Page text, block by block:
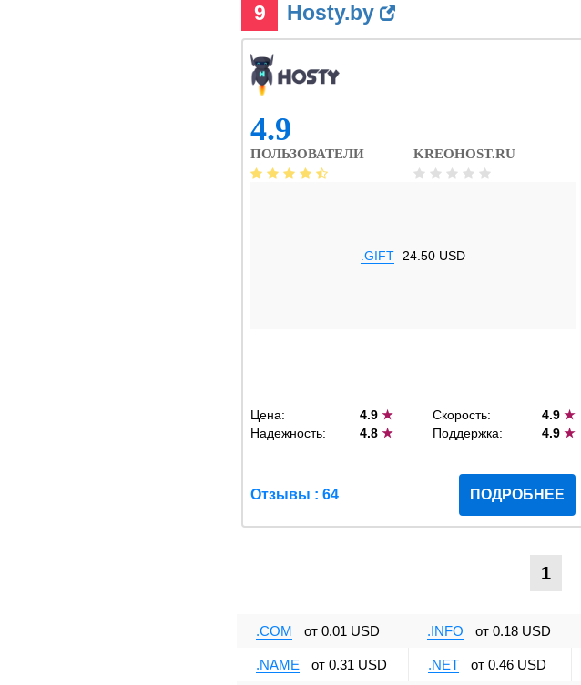
9 Hosty.by
4.9
ПОЛЬЗОВАТЕЛИ KREOHOST.RU
.GIFT 24.50 USD
Цена: 4.9★ Скорость: 4.9 ★
Надежность:
4.8★ Поддержка: 4.9 ★
Отзывы : 64 ПОДРОБНЕЕ
1
.COM от 0.01 USD .INFO от 0.18 USD
.NAME от 0.31 USD .NET от 0.46 USD